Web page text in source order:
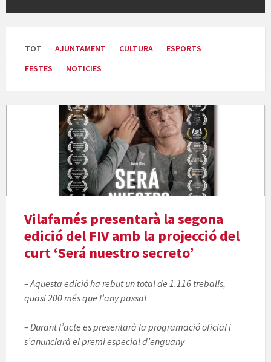
TOT AJUNTAMENT CULTURA
ESPORTS
FESTES
NOTICIES
Vilafamés presentarà la segona
edició del FIV amb la projecció del
curt ‘Será nuestro secreto’
– Aquesta edició ha rebut un total de 1.116 treballs,
quasi 200 més que l’any passat
– Durant l’acte es presentarà la programació oficial i
s’anunciarà el premi especial d’enguany